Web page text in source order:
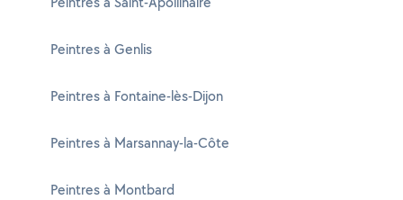
Peintres à Genlis
Peintres à Fontaine-lès-Dijon
Peintres à Marsannay-la-Côte
Peintres à Montbard